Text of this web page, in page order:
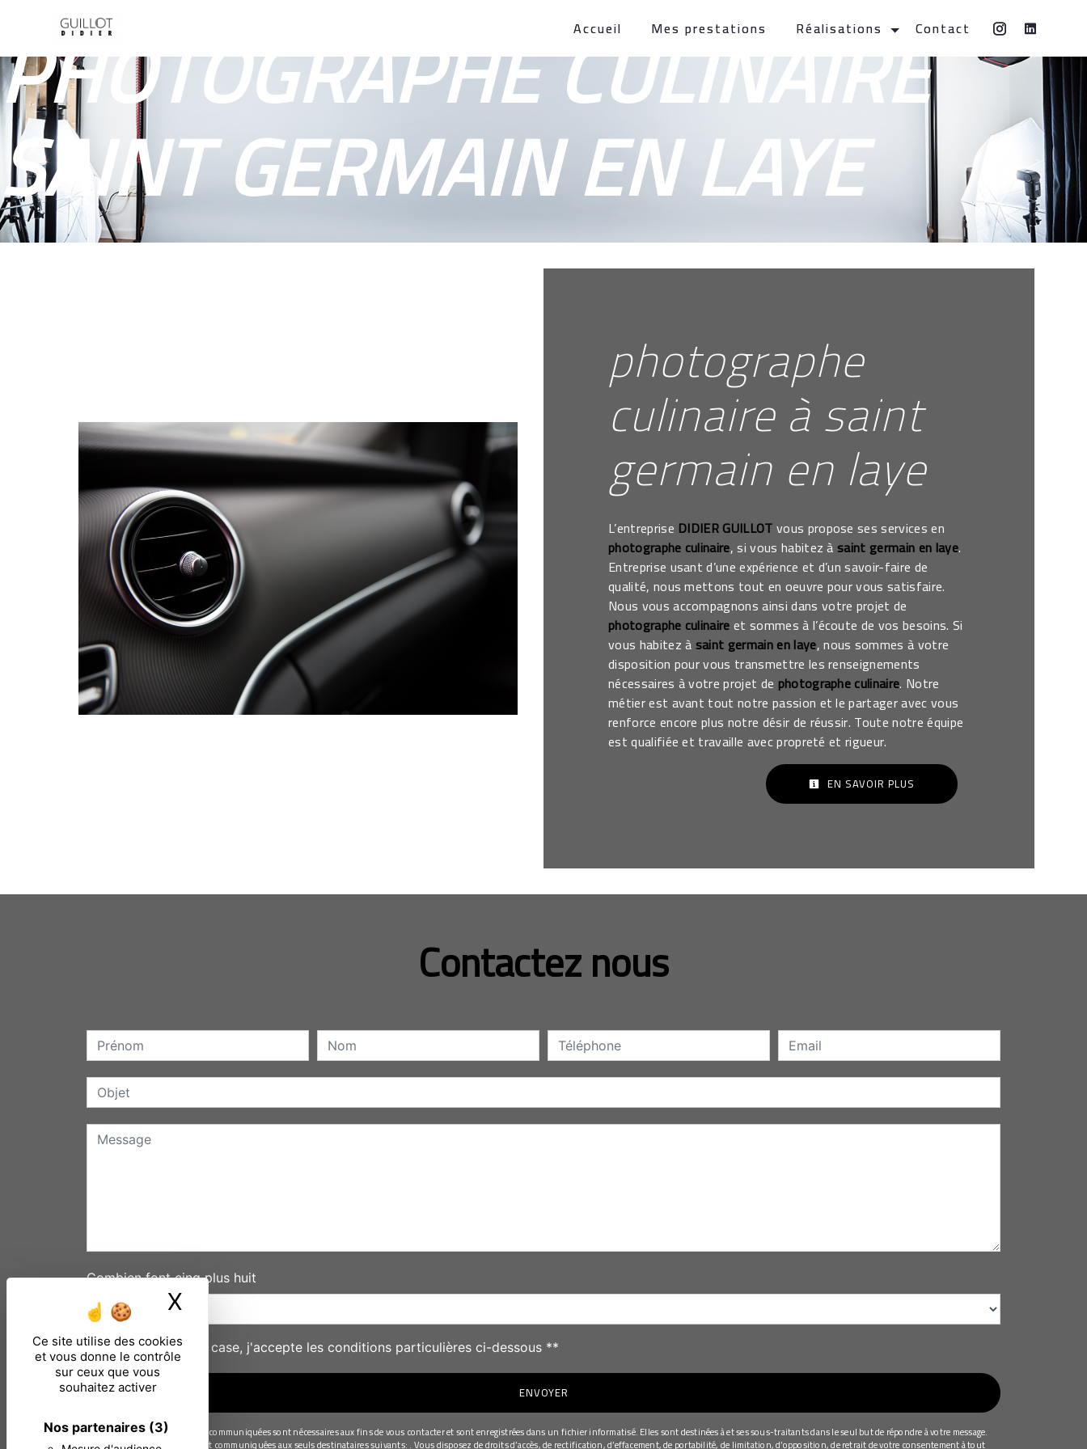
Ce site utilise des cookies
et vous donne le contrôle
sur ceux que vous
souhaitez activer
Nos partenaires (3)
X Masquer le bandeau des cookies
Accueil Mes prestations Réalisations Contact
PHOTOGRAPHE CULINAIRE
SAINT GERMAIN EN LAYE
photographe
culinaire à saint
germain en laye
L’entreprise DIDIER GUILLOTvous propose ses services en
photographe culinaire, si vous habitez à saint germain en laye.
Entreprise usant d’une expérience et d’un savoir-faire de
qualité, nous mettons tout en oeuvre pour vous satisfaire.
Nous vous accompagnons ainsi dans votre projet de
photographe culinaireet sommes à l’écoute de vos besoins. Si
vous habitez à saint germain en laye, nous sommes à votre
disposition pour vous transmettre les renseignements
nécessaires à votre projet de photographe culinaire. Notre
métier est avant tout notre passion et le partager avec vous
renforce encore plus notre désir de réussir. Toute notre équipe
est qualifiée et travaille avec propreté et rigueur.
EN SAVOIR PLUS
Contactez nous
Combien font cinq plus huit
En cochant cette case, j'accepte les conditions particulières ci-dessous **
ENVOYER
** Les données personnelles communiquées sont nécessaires aux fins de vous contacter et sont enregistrées dans un fichier informatisé. Elles sont destinées à et ses sous-traitants dans le seul but de répondre à votre message.
Les données collectées seront communiquées aux seuls destinataires suivants: . Vous disposez de droits d’accès, de rectification, d’effacement, de portabilité, de limitation, d’opposition, de retrait de votre consentement à tout